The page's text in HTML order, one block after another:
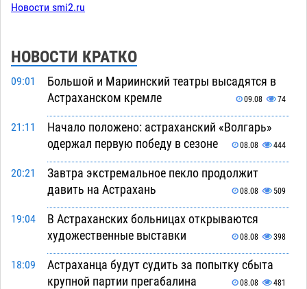
Новости smi2.ru
НОВОСТИ КРАТКО
09:01
Большой и Мариинский театры высадятся в
Астраханском кремле
09.08 74
21:11
Начало положено: астраханский «Волгарь»
одержал первую победу в сезоне
08.08 444
20:21
Завтра экстремальное пекло продолжит
давить на Астрахань
08.08 509
19:04
В Астраханских больницах открываются
художественные выставки
08.08 398
18:09
Астраханца будут судить за попытку сбыта
крупной партии прегабалина
08.08 481